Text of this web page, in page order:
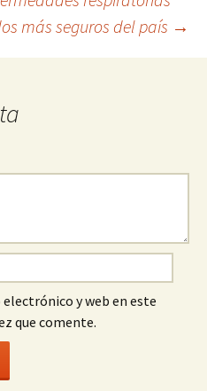
más seguros del país →
y web en este
que comente.